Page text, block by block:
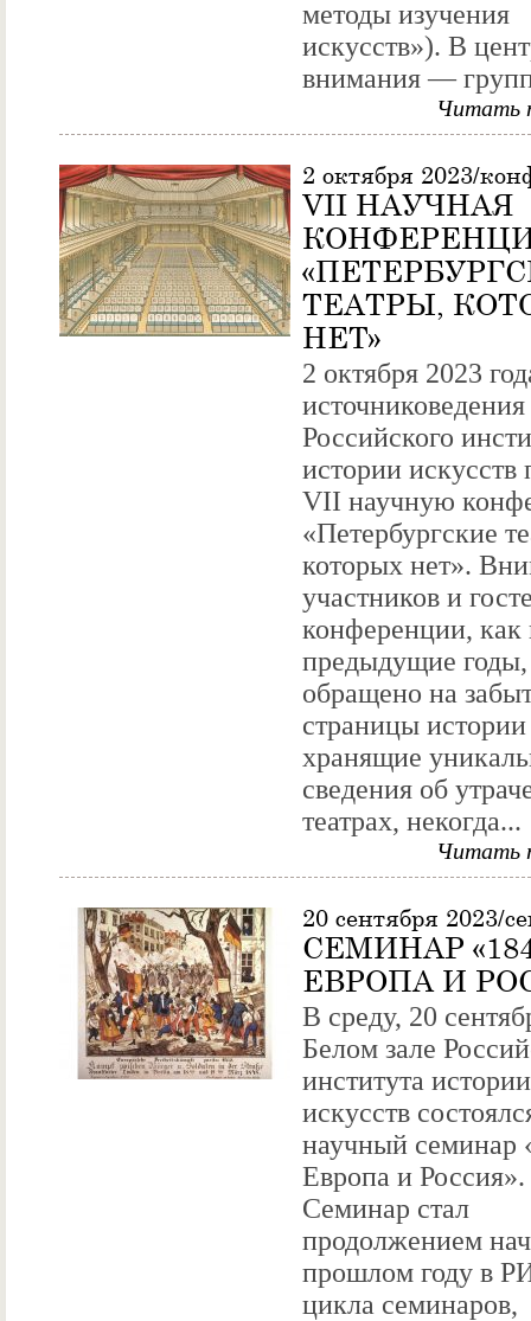
методы изучения
искусств»). В
внимания —
Читать
2 октября 2023/
VII НАУЧНАЯ
ТЕАТРЫ,
НЕТ»
2 октября 2023
источниковедения
Российского
истории искусств
VII научную
«Петербургские
которых нет».
участников и
конференции, как
предыдущие
обращено на
страницы истории
хранящие
сведения об
театрах, некогда...
Читать
20 сентября 2023/
СЕМИНАР
ЕВРОПА И
В среду, 20
Белом зале
института истории
искусств
научный семинар
Европа и Россия».
Семинар стал
продолжением
прошлом году в
цикла семинаров,